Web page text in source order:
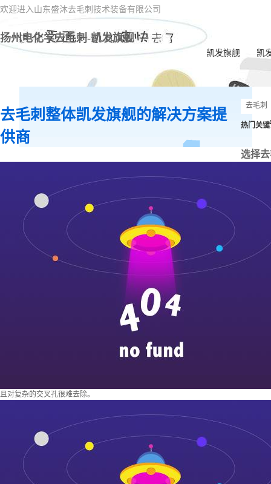
欢迎进入山东盛沐去毛刺技术装备有限公司
扬州电化学去毛刺-凯发旗舰
凯发旗舰 凯
去毛刺整体凯发旗舰的解决方案提
供商
热门关
选择
且对复杂的交叉孔很难去除。